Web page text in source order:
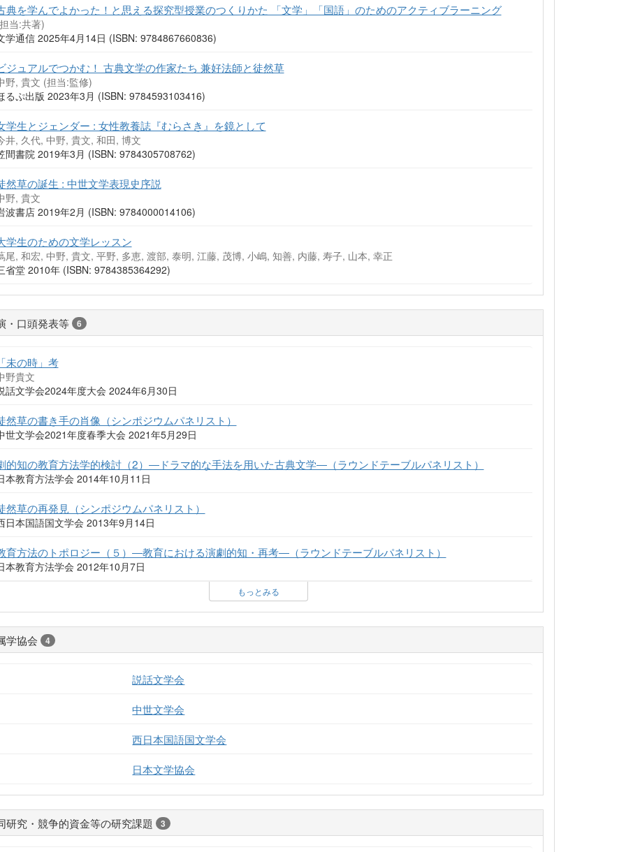
典を学んでよかった！と思える探究型授業のつくりかた 「文学」「国語」のためのアクティブラーニング
当:共著)
学通信 2025年4月14日 (ISBN: 9784867660836)
ジュアルでつかむ！ 古典文学の作家たち 兼好法師と徒然草
野, 貴文 (担当:監修)
るぷ出版 2023年3月 (ISBN: 9784593103416)
学生とジェンダー : 女性教養誌『むらさき』を鏡として
井, 久代, 中野, 貴文, 和田, 博文
間書院 2019年3月 (ISBN: 9784305708762)
然草の誕生 : 中世文学表現史序説
野, 貴文
波書店 2019年2月 (ISBN: 9784000014106)
学生のための文学レッスン
尾, 和宏, 中野, 貴文, 平野, 多恵, 渡部, 泰明, 江藤, 茂博, 小嶋, 知善, 内藤, 寿子, 山本, 幸正
省堂 2010年 (ISBN: 9784385364292)
・口頭発表等 6
未の時」考
野貴文
話文学会2024年度大会 2024年6月30日
然草の書き手の肖像（シンポジウムパネリスト）
世文学会2021年度春季大会 2021年5月29日
的知の教育方法学的検討（2）―ドラマ的な手法を用いた古典文学―（ラウンドテーブルパネリスト）
本教育方法学会 2014年10月11日
然草の再発見（シンポジウムパネリスト）
日本国語国文学会 2013年9月14日
育方法のトポロジー（５）―教育における演劇的知・再考―（ラウンドテーブルパネリスト）
本教育方法学会 2012年10月7日
もっとみる
学協会 4
説話文学会
中世文学会
西日本国語国文学会
日本文学協会
研究・競争的資金等の研究課題 3